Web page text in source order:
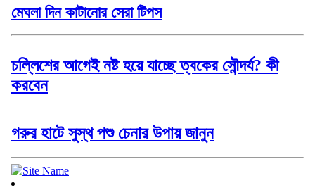
মেঘলা দিন কাটানোর সেরা টিপস
চল্লিশের আগেই নষ্ট হয়ে যাচ্ছে ত্বকের সৌন্দর্য? কী
করবেন
গরুর হাটে সুস্থ পশু চেনার উপায় জানুন